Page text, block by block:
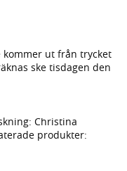
ut från trycket
ske tisdagen den
Christina
produkter: